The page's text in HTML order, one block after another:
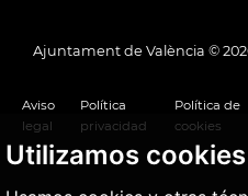
Utilizamos cookies
Ajuntament de València ©
Aviso
legal
Política
privacidad
Política de
cookies